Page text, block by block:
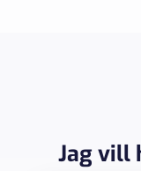
Jag vill